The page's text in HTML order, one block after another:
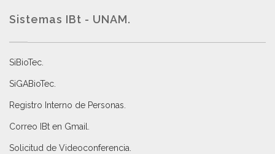
Sistemas IBt - UNAM.
SiBioTec
SiGABioTec.
Registro Interno de Personas
Correo IBt en Gmail
Solicitud de Videoconferencia.